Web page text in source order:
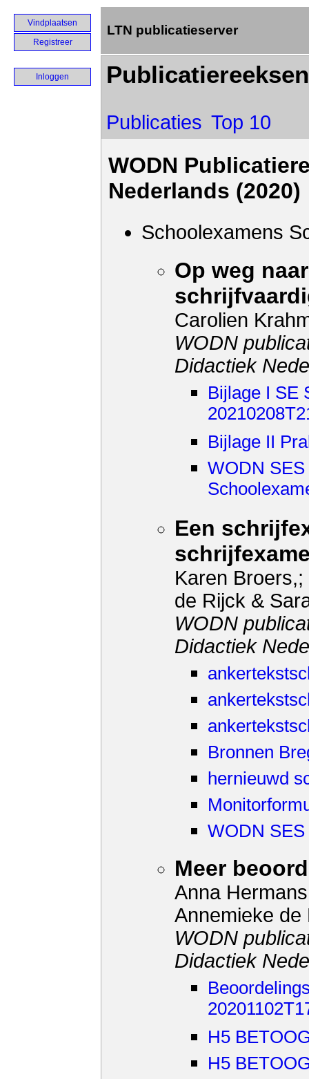
Vindplaatsen
Registreer
Inloggen
LTN publicatieserver
Publicatiereeksen
Publicaties Top 10
WODN
Nederlands (2020)
Schoolexamens
Op weg
Carolien
WODN
Didactiek
Bijlage I SE
Bijlage II
WODN
Een
Karen
de Rijck &
WODN
Didactiek
Bronnen
hernieuwd
WODN
Meer
Anna
Annemieke de
WODN
Didactiek
H5
H5